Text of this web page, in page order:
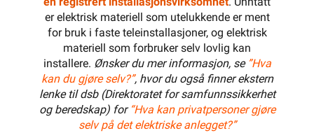
er elektrisk materiell som utelukkende er ment
for bruk i faste teleinstallasjoner, og elektrisk
materiell som forbruker selv lovlig kan
installere. Ønsker du mer informasjon, se ”Hva
kan du gjøre selv?”, hvor du også finner ekstern
lenke til dsb (Direktoratet for samfunnssikkerhet
og beredskap) for “Hva kan privatpersoner gjøre
selv på det elektriske anlegget?”